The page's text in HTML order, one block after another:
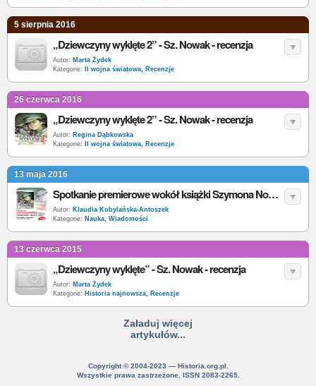
5 sierpnia 2016
„Dziewczyny wyklęte 2” - Sz. Nowak - recenzja
Autor: Marta Żydek
Kategorie:
II wojna światowa, Recenzje
26 czerwca 2016
„Dziewczyny wyklęte 2” - Sz. Nowak - recenzja
Autor: Regina Dąbkowska
Kategorie:
II wojna światowa, Recenzje
13 maja 2016
Spotkanie premierowe wokół książki Szymona Nowaka „Dziewczyny wyklęte 2”
Autor: Klaudia Kobylańska-Antoszek
Kategorie: Nauka, Wiadomości
13 czerwca 2015
„Dziewczyny wyklęte” - Sz. Nowak - recenzja
Autor: Marta Żydek
Kategorie: Historia najnowsza, Recenzje
Załaduj więcej
artykułów...
Copyright © 2004-2023 — Historia.org.pl.
Wszystkie prawa zastrzeżone. ISSN 2083-2265.